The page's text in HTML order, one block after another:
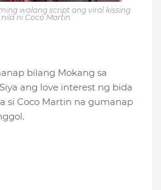
walang script ang viral kissing
nila ni Coco Martin
bilang Mokang sa
ang love interest ng bida
si Coco Martin na gumanap